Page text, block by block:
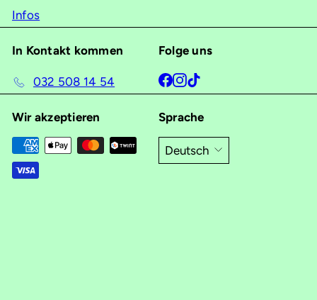
Infos
In Kontakt kommen
032 508 14 54
Folge uns
Facebook
Instagram
Wir akzeptieren Sprache
Deutsch